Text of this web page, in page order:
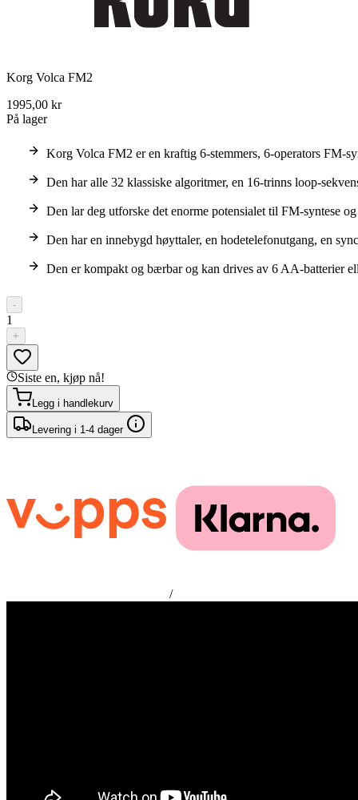
Korg Volca FM2
1995,00 kr
På lager
Korg Volca FM2 er en kraftig 6-stemmers, 6-operators FM-
Den har alle 32 klassiske algoritmer, en 16-trinns loop-
Den lar deg utforske det enorme potensialet til FM-syntese
Den har en innebygd høyttaler, en hodetelefonutgang, en
Den er kompakt og bærbar og kan drives av 6 AA-batterier
-
1
+
Siste en, kjøp nå!
Legg i handlekurv
Levering i 1-4 dager
/